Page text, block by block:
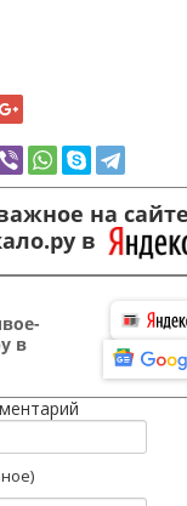
на
в
в